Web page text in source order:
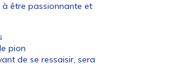
à être passionnante et
pion
de se ressaisir, sera